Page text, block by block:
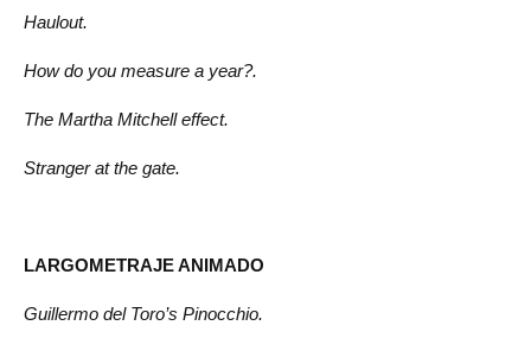
Haulout.
How do you measure a year?.
The Martha Mitchell effect.
Stranger at the gate.
LARGOMETRAJE ANIMADO
Guillermo del Toro’s Pinocchio.